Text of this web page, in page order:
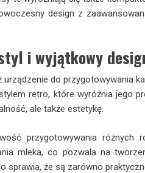
design z
i wyjątkowy
do przygotowywania
retro, które wyróżnia jego
ale także estetykę.
przygotowywania
mleka, co pozwala na
że są zarówno